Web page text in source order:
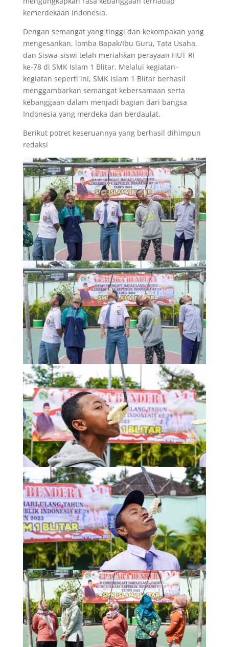
kemerdekaan Indonesia.
Dengan semangat yang tinggi dan kekompakan yang
mengesankan, lomba Bapak/Ibu Guru, Tata Usaha,
dan Siswa-siswi telah meriahkan perayaan HUT RI
ke-78 di SMK Islam 1 Blitar. Melalui kegiatan-
kegiatan seperti ini, SMK Islam 1 Blitar berhasil
menggambarkan semangat kebersamaan serta
kebanggaan dalam menjadi bagian dari bangsa
Indonesia yang merdeka dan berdaulat.
Berikut potret keseruannya yang berhasil dihimpun
redaksi